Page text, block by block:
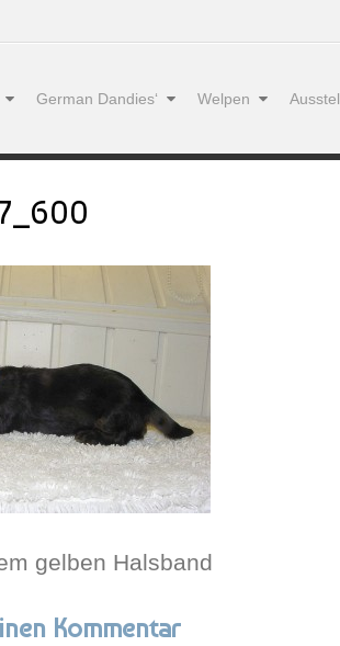
German Dandies‘ Welpen
gelben Halsband
Kommentar